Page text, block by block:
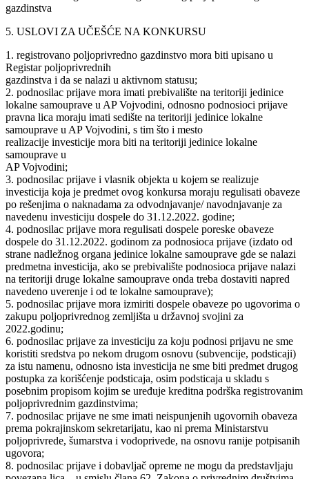
gazdinstva
5. USLOVI ZA UČEŠĆE NA KONKURSU
1. registrovano poljoprivredno gazdinstvo mora biti upisano u
Registar poljoprivrednih
gazdinstva i da se nalazi u aktivnom statusu;
2. podnosilac prijave mora imati prebivalište na teritoriji jedinice
lokalne samouprave u AP Vojvodini, odnosno podnosioci prijave
pravna lica moraju imati sedište na teritoriji jedinice lokalne
samouprave u AP Vojvodini, s tim što i mesto
realizacije investicije mora biti na teritoriji jedinice lokalne
samouprave u
AP Vojvodini;
3. podnosilac prijave i vlasnik objekta u kojem se realizuje
investicija koja je predmet ovog konkursa moraju regulisati obaveze
po rešenjima o naknadama za odvodnjavanje/ navodnjavanje za
navedenu investiciju dospele do 31.12.2022. godine;
4. podnosilac prijave mora regulisati dospele poreske obaveze
dospele do 31.12.2022. godinom za podnosioca prijave (izdato od
strane nadležnog organa jedinice lokalne samouprave gde se nalazi
predmetna investicija, ako se prebivalište podnosioca prijave nalazi
na teritoriji druge lokalne samouprave onda treba dostaviti napred
navedeno uverenje i od te lokalne samouprave);
5. podnosilac prijave mora izmiriti dospele obaveze po ugovorima o
zakupu poljoprivrednog zemljišta u državnoj svojini za
2022.godinu;
6. podnosilac prijave za investiciju za koju podnosi prijavu ne sme
koristiti sredstva po nekom drugom osnovu (subvencije, podsticaji)
za istu namenu, odnosno ista investicija ne sme biti predmet drugog
postupka za korišćenje podsticaja, osim podsticaja u skladu s
posebnim propisom kojim se uređuje kreditna podrška registrovanim
poljoprivrednim gazdinstvima;
7. podnosilac prijave ne sme imati neispunjenih ugovornih obaveza
prema pokrajinskom sekretarijatu, kao ni prema Ministarstvu
poljoprivrede, šumarstva i vodoprivede, na osnovu ranije potpisanih
ugovora;
8. podnosilac prijave i dobavljač opreme ne mogu da predstavljaju